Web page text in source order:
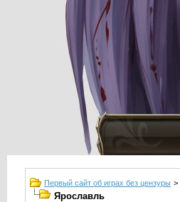
Первый сайт об играх без цензуры >
Ярославль